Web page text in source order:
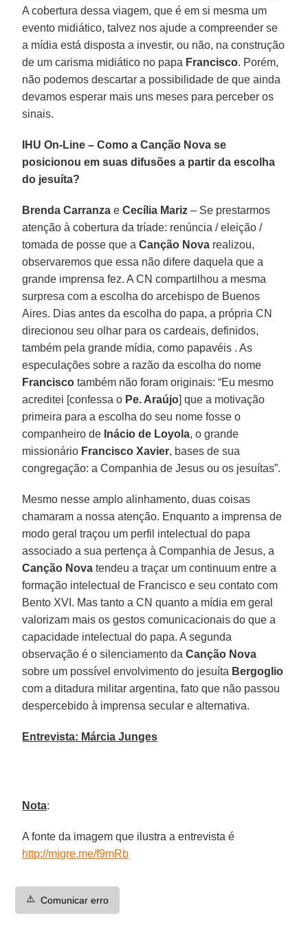
A cobertura dessa viagem, que é em si mesma um
evento midiático, talvez nos ajude a compreender se
a mídia está disposta a investir, ou não, na construção
de um carisma midiático no papa Francisco. Porém,
não podemos descartar a possibilidade de que ainda
devamos esperar mais uns meses para perceber os
sinais.
IHU On-Line – Como a Canção Nova se
posicionou em suas difusões a partir da escolha
do jesuíta?
Brenda Carranza e Cecília Mariz – Se prestarmos
atenção à cobertura da tríade: renúncia / eleição /
tomada de posse que a Canção Nova realizou,
observaremos que essa não difere daquela que a
grande imprensa fez. A CN compartilhou a mesma
surpresa com a escolha do arcebispo de Buenos
Aires. Dias antes da escolha do papa, a própria CN
direcionou seu olhar para os cardeais, definidos,
também pela grande mídia, como papavéis . As
especulações sobre a razão da escolha do nome
Francisco também não foram originais: “Eu mesmo
acreditei [confessa o Pe. Araújo] que a motivação
primeira para a escolha do seu nome fosse o
companheiro de Inácio de Loyola, o grande
missionário Francisco Xavier, bases de sua
congregação: a Companhia de Jesus ou os jesuítas”.
Mesmo nesse amplo alinhamento, duas coisas
chamaram a nossa atenção. Enquanto a imprensa de
modo geral traçou um perfil intelectual do papa
associado a sua pertença à Companhia de Jesus, a
Canção Nova tendeu a traçar um continuum entre a
formação intelectual de Francisco e seu contato com
Bento XVI. Mas tanto a CN quanto a mídia em geral
valorizam mais os gestos comunicacionais do que a
capacidade intelectual do papa. A segunda
observação é o silenciamento daCanção Nova
sobre um possível envolvimento do jesuíta Bergoglio
com a ditadura militar argentina, fato que não passou
despercebido à imprensa secular e alternativa.
Entrevista: Márcia Junges
Nota:
A fonte da imagem que ilustra a entrevista é
http://migre.me/f9mRb
⚠️ Comunicar erro